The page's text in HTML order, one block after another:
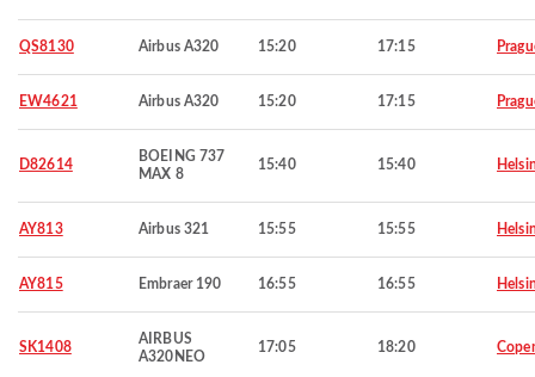
QS8130 Airbus A320 15:20 17:15
EW4621 Airbus A320 15:20 17:15
D82614
BOEING 737
MAX 8
15:40 15:40
AY813 Airbus 321 15:55 15:55
AY815 Embraer 190 16:55 16:55
SK1408
AIRBUS
A320NEO
17:05 18:20